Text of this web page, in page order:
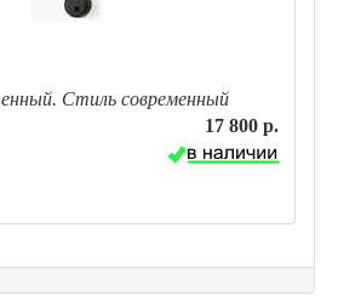
Стиль современный
17 800 р.